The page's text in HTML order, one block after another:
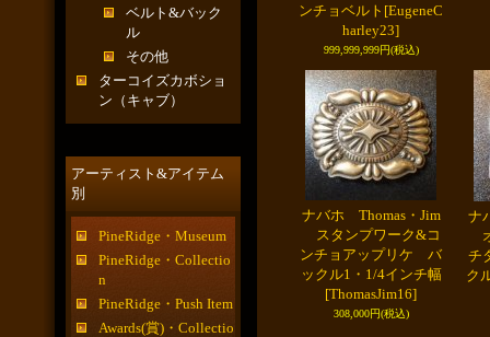
ベルト&バック
ル
その他
ターコイズカボショ
ン（キャブ）
アーティスト&アイテム
別
PineRidge・Museum
PineRidge・Collectio
n
PineRidge・Push Item
Awards(賞)・Collectio
ンチョベルト [EugeneC
harley23]
999,999,999円(税込)
ナバホ Thomas・Jim
スタンプワーク&コ
ンチョアップリケ バ
ックル1・1/4インチ幅
[ThomasJim16]
308,000円(税込)
ナ
チ
ク